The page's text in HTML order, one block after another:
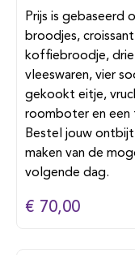
Prijs is gebaseerd
broodjes,
koffiebroodje,
vleeswaren, vier
gekookt eitje,
roomboter en een
Bestel jouw ontbijt
maken van de
volgende dag.
€ 70,00